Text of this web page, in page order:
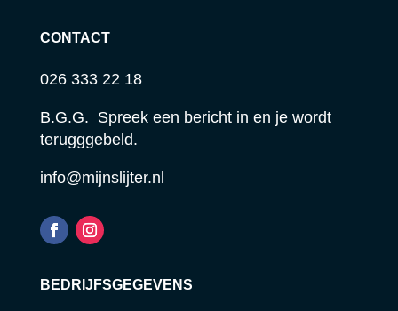
CONTACT
026 333 22 18
B.G.G. Spreek een bericht in en je wordt
terugggebeld.
info@mijnslijter.nl
BEDRIJFSGEGEVENS